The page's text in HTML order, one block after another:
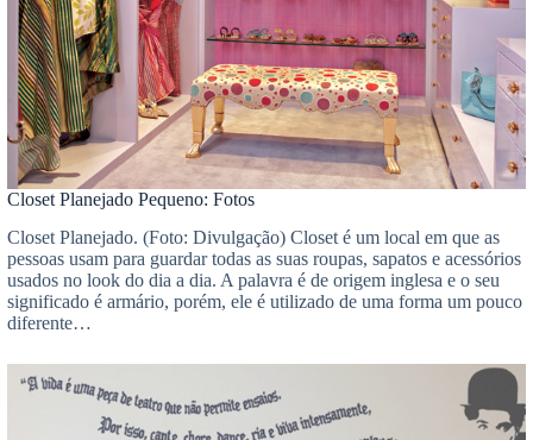
Closet Planejado Pequeno: Fotos
Closet Planejado. (Foto: Divulgação) Closet é um local em que as
pessoas usam para guardar todas as suas roupas, sapatos e acessórios
usados no look do dia a dia. A palavra é de origem inglesa e o seu
significado é armário, porém, ele é utilizado de uma forma um pouco
diferente…